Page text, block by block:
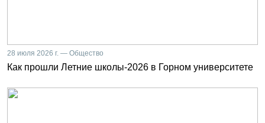
28 июля 2026 г. — Общество
Как прошли Летние школы-2026 в Горном университете